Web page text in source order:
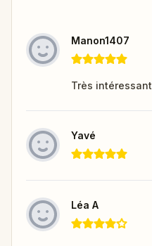
Manon1407
Très intéressant
Yavé
Léa A